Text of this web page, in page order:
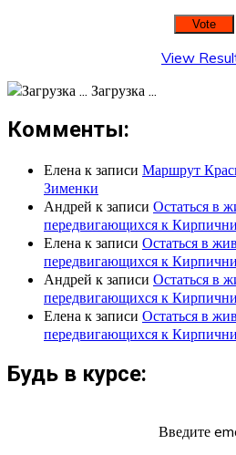
View
Загрузка ...
Комменты:
Елена к записи Маршрут
Зименки
Андрей к записи Остаться в
передвигающихся к
Елена к записи Остаться в
передвигающихся к
Андрей к записи Остаться в
передвигающихся к
Елена к записи Остаться в
передвигающихся к
Будь в курсе:
Введите